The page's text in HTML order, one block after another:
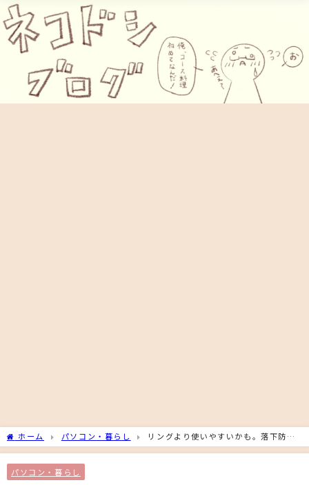
ホーム パソコン・暮らし
リングより使いやすいかも。落下防止
はスマホバンドがおすすめ！
パソコン・暮らし